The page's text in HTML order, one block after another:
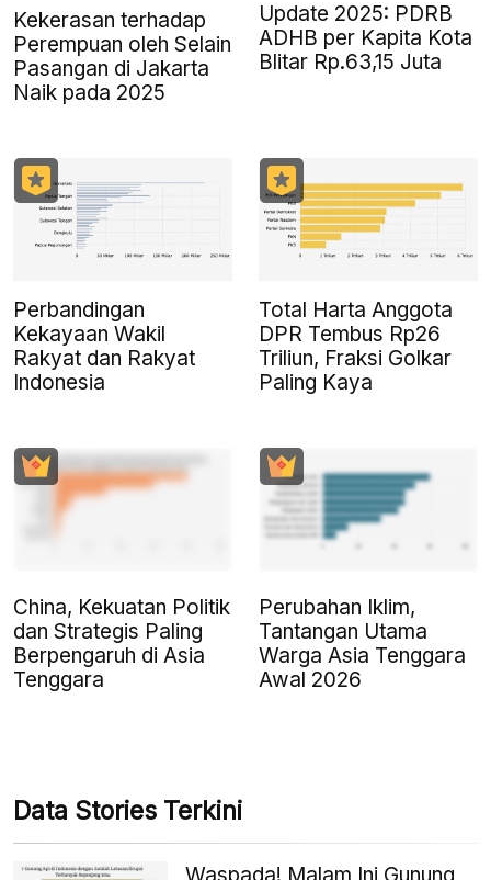
Kekerasan terhadap
Perempuan oleh Selain
Pasangan di Jakarta
Naik pada 2025
Update 2025: PDRB
ADHB per Kapita Kota
Blitar Rp.63,15 Juta
Perbandingan
Kekayaan Wakil
Rakyat dan Rakyat
Indonesia
Total Harta Anggota
DPR Tembus Rp26
Triliun, Fraksi Golkar
Paling Kaya
China, Kekuatan Politik
dan Strategis Paling
Berpengaruh di Asia
Tenggara
Perubahan Iklim,
Tantangan Utama
Warga Asia Tenggara
Awal 2026
Data Stories Terkini
Waspada! Malam Ini Gunung